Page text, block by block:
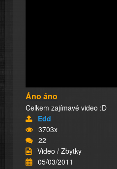
Áno áno
Celkem zajímavé video :D
Edd
3703x
22
Video / Zbytky
05/03/2011